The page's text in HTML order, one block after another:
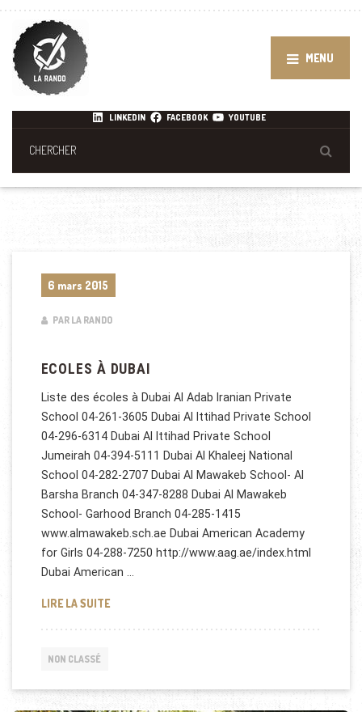
MENU
LINKEDIN FACEBOOK YOUTUBE
6 mars 2015
PAR LA RANDO
ECOLES À DUBAI
Liste des écoles à Dubai Al Adab Iranian Private
School 04-261-3605 Dubai Al Ittihad Private School
04-296-6314 Dubai Al Ittihad Private School
Jumeirah 04-394-5111 Dubai Al Khaleej National
School 04-282-2707 Dubai Al Mawakeb School- Al
Barsha Branch 04-347-8288 Dubai Al Mawakeb
School- Garhood Branch 04-285-1415
www.almawakeb.sch.ae Dubai American Academy
for Girls 04-288-7250 http://www.aag.ae/index.html
Dubai American …
LIRE LA SUITEECOLES À DUBAI
NON CLASSÉ